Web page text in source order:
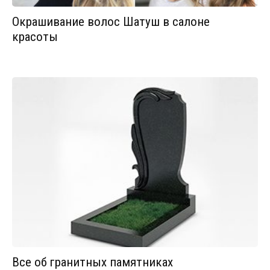
Окрашивание волос Шатуш в салоне
красоты
Все об гранитных памятниках